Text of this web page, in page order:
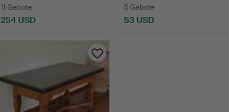
11 Gebote
254 USD
5 Gebote
53 USD